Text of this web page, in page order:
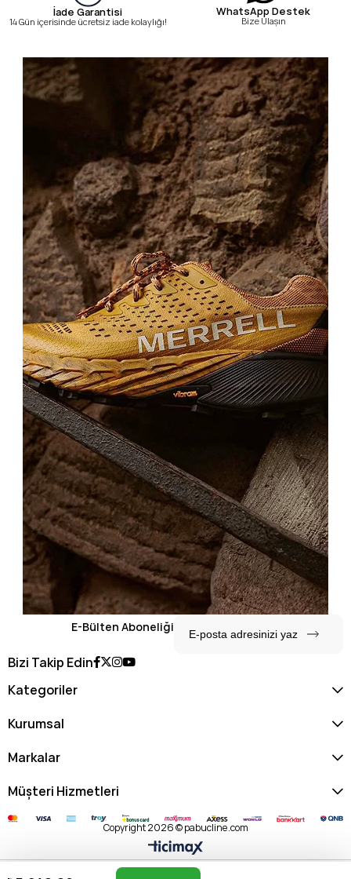
İade Garantisi
14 Gün içerisinde ücretsiz iade kolaylığı!
WhatsApp Destek
Bize Ulaşın
E-Bülten Aboneliği
Bizi Takip Edin
Kategoriler
Kurumsal
Markalar
Müşteri Hizmetleri
Copyright 2026 © pabucline.com